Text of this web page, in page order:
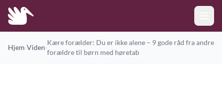
Hjem›Viden›
Kære forælder: Du er ikke alene – 9 gode råd fra andre
forældre til børn med høretab